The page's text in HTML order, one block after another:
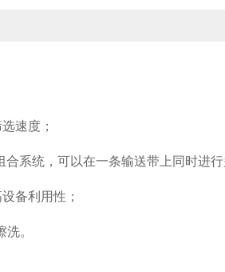
速度；
系统，可以在一条输送带上同时进行
备利用性；
。